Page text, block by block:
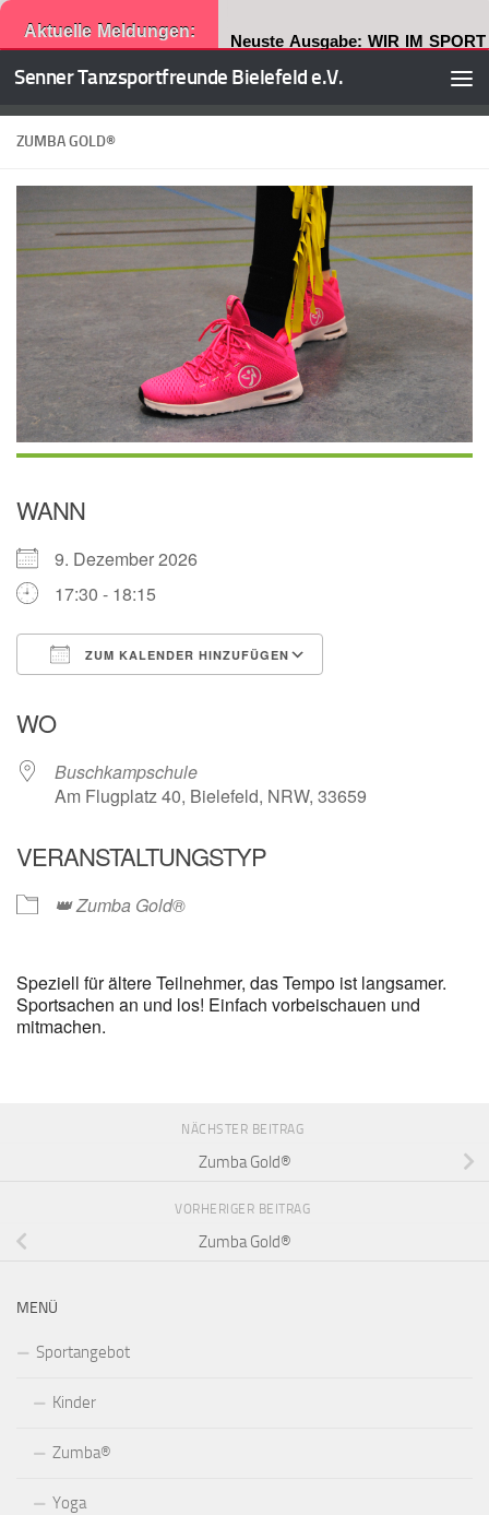
Aktuelle Meldungen: Neuste Ausgabe: WIR IM SPORT
Zum Inhalt springen
Senner Tanzsportfreunde Bielefeld e.V.
ZUMBA GOLD®
WANN
9. Dezember 2026
17:30 - 18:15
ZUM KALENDER HINZUFÜGEN
WO
Buschkampschule
Am Flugplatz 40, Bielefeld, NRW, 33659
VERANSTALTUNGSTYP
👑 Zumba Gold®
Speziell für ältere Teilnehmer, das Tempo ist langsamer.
Sportsachen an und los! Einfach vorbeischauen und
mitmachen.
NÄCHSTER BEITRAG
Zumba Gold®
VORHERIGER BEITRAG
Zumba Gold®
MENÜ
Sportangebot
Kinder
Zumba®
Yoga